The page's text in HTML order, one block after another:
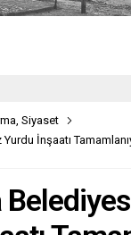
, Siyaset
İnşaatı